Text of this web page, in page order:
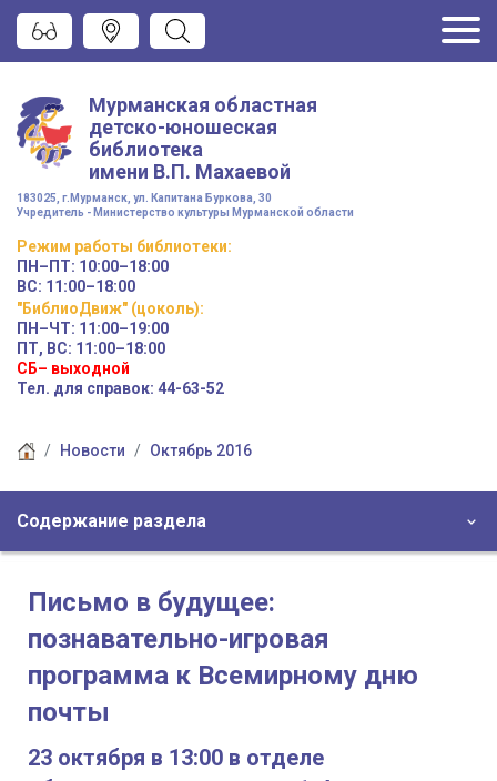
Мурманская областная
детско-юношеская
библиотека
имени В.П. Махаевой
183025, г.Мурманск, ул. Капитана Буркова, 30
Учредитель - Министерство культуры Мурманской области
Режим работы библиотеки:
ПН–ПТ: 10:00–18:00
ВС: 11:00–18:00
"БиблиоДвиж" (цоколь):
ПН–ЧТ: 11:00–19:00
ПТ, ВС: 11:00–18:00
СБ– выходной
Тел. для справок: 44-63-52
Новости Октябрь 2016
Содержание раздела
Письмо в будущее:
познавательно-игровая
программа к Всемирному дню
почты
23 октября в 13:00 в отделе